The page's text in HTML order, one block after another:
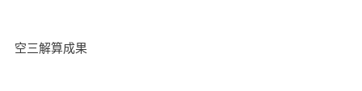
空三解算成果